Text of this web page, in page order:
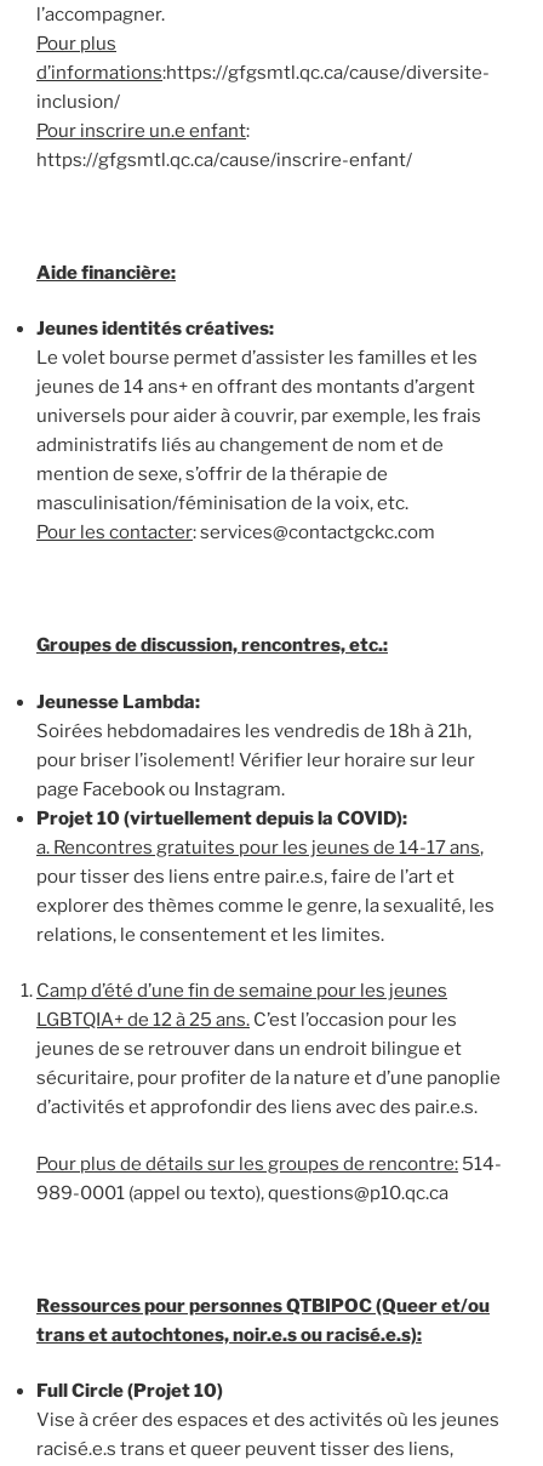
l’accompagner.
Pour plus
d’informations:https://gfgsmtl.qc.ca/cause/diversite-
inclusion/
Pour inscrire un.e enfant:
https://gfgsmtl.qc.ca/cause/inscrire-enfant/
Aide financière:
Jeunes identités créatives:
Le volet bourse permet d’assister les familles et les
jeunes de 14 ans+ en offrant des montants d’argent
universels pour aider à couvrir, par exemple, les frais
administratifs liés au changement de nom et de
mention de sexe, s’offrir de la thérapie de
masculinisation/féminisation de la voix, etc.
Pour les contacter: services@contactgckc.com
Groupes de discussion, rencontres, etc.:
Jeunesse Lambda:
Soirées hebdomadaires les vendredis de 18h à 21h,
pour briser l’isolement! Vérifier leur horaire sur leur
page Facebook ou Instagram.
Projet 10 (virtuellement depuis la COVID):
a. Rencontres gratuites pour les jeunes de 14-17 ans,
pour tisser des liens entre pair.e.s, faire de l’art et
explorer des thèmes comme le genre, la sexualité, les
relations, le consentement et les limites.
Camp d’été d’une fin de semaine pour les jeunes
LGBTQIA+ de 12 à 25 ans. C’est l’occasion pour les
jeunes de se retrouver dans un endroit bilingue et
sécuritaire, pour profiter de la nature et d’une panoplie
d’activités et approfondir des liens avec des pair.e.s.
Pour plus de détails sur les groupes de rencontre: 514-
989-0001 (appel ou texto), questions@p10.qc.ca
Ressources pour personnes QTBIPOC (Queer et/ou
trans et autochtones, noir.e.s ou racisé.e.s):
Full Circle (Projet 10)
Vise à créer des espaces et des activités où les jeunes
racisé.e.s trans et queer peuvent tisser des liens,